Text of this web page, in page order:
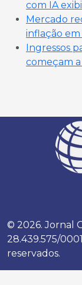
com IA
Mercado
inflação
Ingressos
começam
© 2026. Jornal
28.439.575/
reservados.